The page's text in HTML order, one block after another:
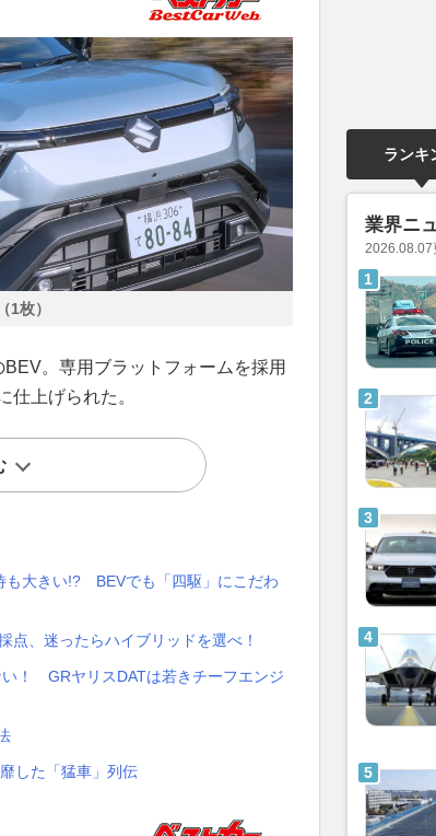
1枚）
。専用ブラットフォームを採用
仕上げられた。
も大きい!? BEVでも「四駆」にこだわ
、迷ったらハイブリッドを選べ！
！ GRヤリスDATは若きチーフエンジ
した「猛車」列伝
ランキ
業界ニ
2026.08.07